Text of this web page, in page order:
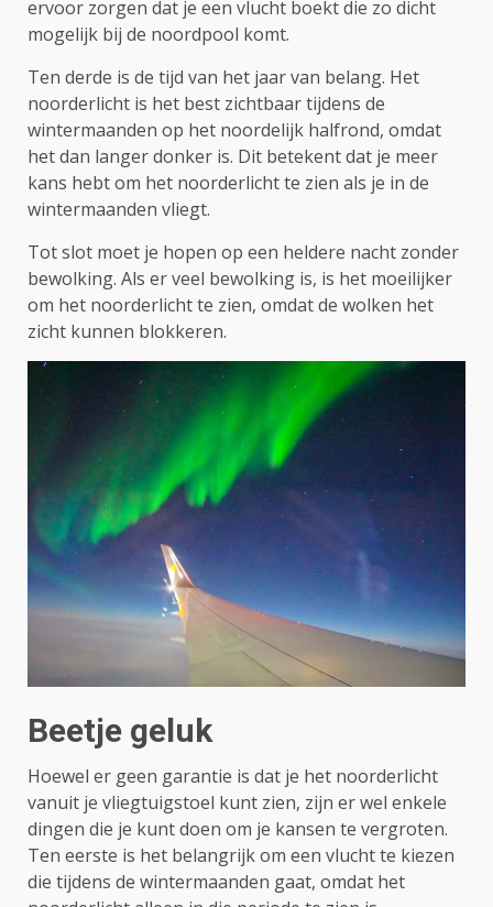
ervoor zorgen dat je een vlucht boekt die zo dicht
mogelijk bij de noordpool komt.
Ten derde is de tijd van het jaar van belang. Het
noorderlicht is het best zichtbaar tijdens de
wintermaanden op het noordelijk halfrond, omdat
het dan langer donker is. Dit betekent dat je meer
kans hebt om het noorderlicht te zien als je in de
wintermaanden vliegt.
Tot slot moet je hopen op een heldere nacht zonder
bewolking. Als er veel bewolking is, is het moeilijker
om het noorderlicht te zien, omdat de wolken het
zicht kunnen blokkeren.
Beetje geluk
Hoewel er geen garantie is dat je het noorderlicht
vanuit je vliegtuigstoel kunt zien, zijn er wel enkele
dingen die je kunt doen om je kansen te vergroten.
Ten eerste is het belangrijk om een vlucht te kiezen
die tijdens de wintermaanden gaat, omdat het